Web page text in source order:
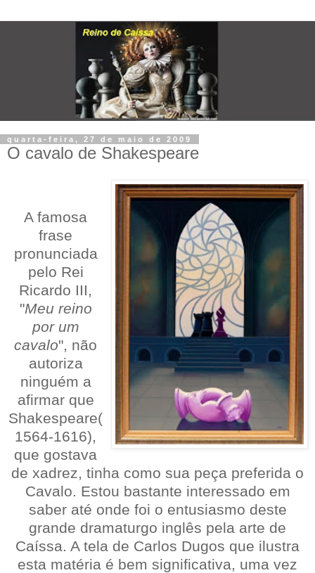
quarta-feira, 27 de maio de 2009
O cavalo de Shakespeare
A famosa
frase
pronunciada
pelo Rei
Ricardo III,
"Meu reino
por um
cavalo", não
autoriza
ninguém a
afirmar que
Shakespeare(
1564-1616),
que gostava
de xadrez, tinha como sua peça preferida o
Cavalo. Estou bastante interessado em
saber até onde foi o entusiasmo deste
grande dramaturgo inglês pela arte de
Caíssa. A tela de Carlos Dugos que ilustra
esta matéria é bem significativa, uma vez